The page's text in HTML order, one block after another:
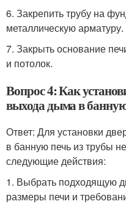
6. Закрепить трубу на
металлическую арматуру.
7. Закрыть основание
и потолок.
Вопрос 4: Как
выхода дыма в
Ответ: Для установки
в банную печь из трубы
следующие действия:
1. Выбрать подходящую
размеры печи и